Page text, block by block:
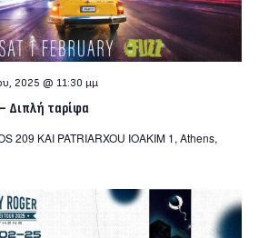
Διπλή ταρίφα
2025 @ 11:30 μμ
209 KAI PATRIARXOU IOAKIM 1, Athens,